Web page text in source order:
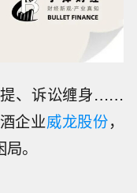
提、诉讼缠身……
企业威龙股份，
。